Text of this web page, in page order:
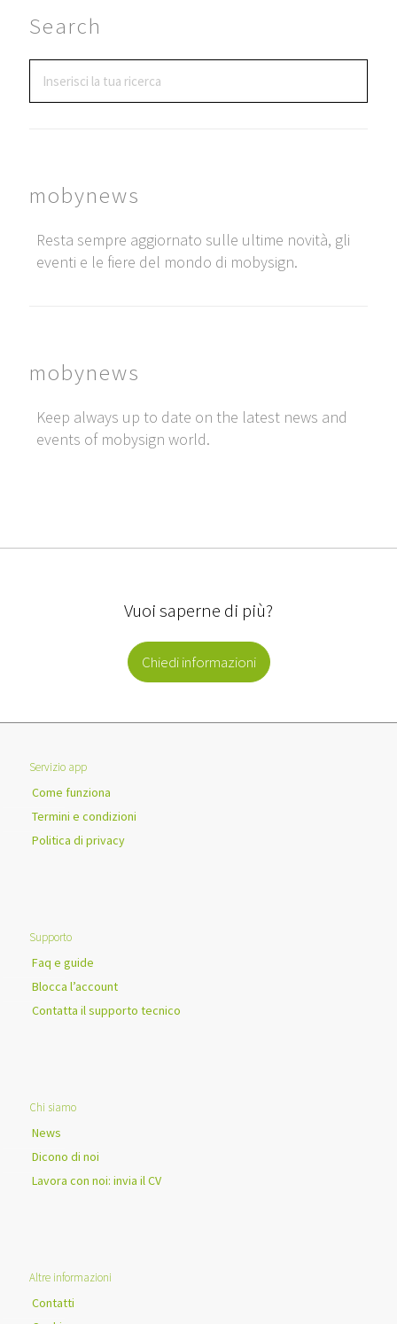
Search
mobynews
Resta sempre aggiornato sulle ultime novità, gli
eventi e le fiere del mondo di mobysign.
mobynews
Keep always up to date on the latest news and
events of mobysign world.
Vuoi saperne di più?
Chiedi informazioni
Servizio app
Come funziona
Termini e condizioni
Politica di privacy
Supporto
Faq e guide
Blocca l’account
Contatta il supporto tecnico
Chi siamo
News
Dicono di noi
Lavora con noi: invia il CV
Altre informazioni
Contatti